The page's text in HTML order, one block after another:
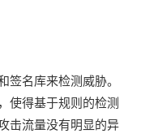
名库来检测威胁。
使得基于规则的检测
击流量没有明显的异